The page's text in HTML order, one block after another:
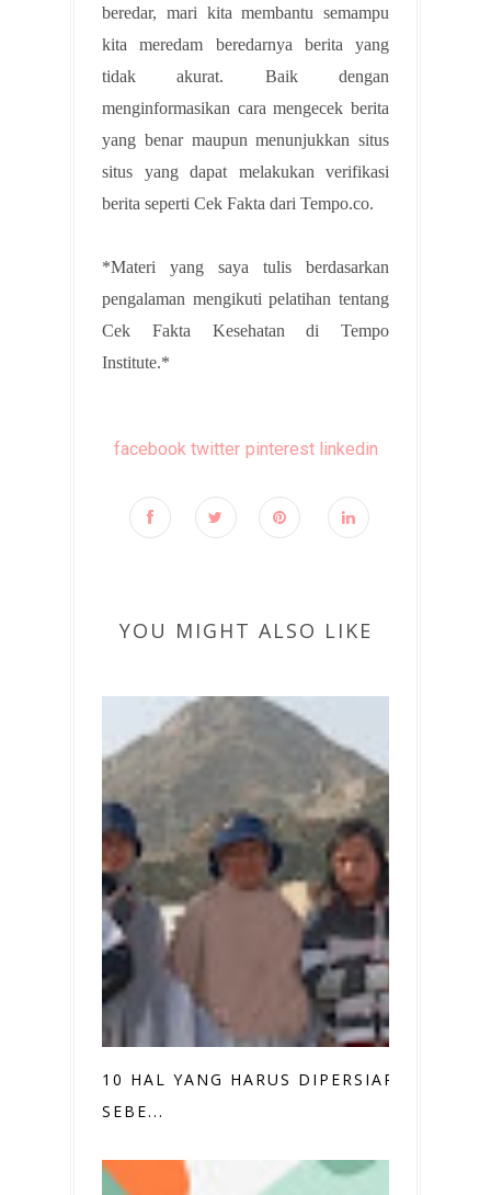
beredar, mari kita membantu semampu
kita meredam beredarnya berita yang
tidak akurat. Baik dengan
menginformasikan cara mengecek berita
yang benar maupun menunjukkan situs
situs yang dapat melakukan verifikasi
berita seperti Cek Fakta dari Tempo.co.
*Materi yang saya tulis berdasarkan
pengalaman mengikuti pelatihan tentang
Cek Fakta Kesehatan di Tempo
Institute.*
facebook twitter pinterest linkedin
YOU MIGHT ALSO LIKE
10 HAL YANG HARUS DIPERSIAPKAN
SEBE...